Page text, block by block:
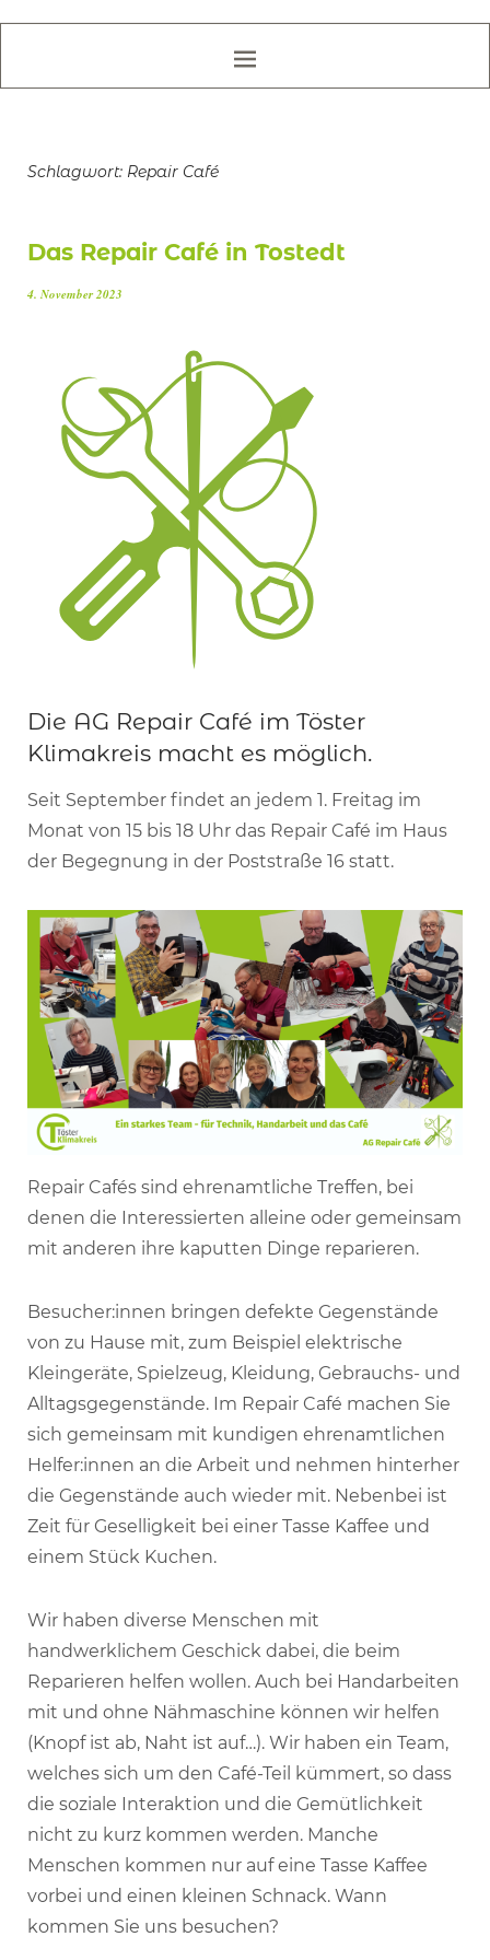
Schlagwort: Repair Café
Das Repair Café in Tostedt
4. November 2023
Die AG Repair Café im Töster
Klimakreis macht es möglich.
Seit September findet an jedem 1. Freitag im
Monat von 15 bis 18 Uhr das Repair Café im Haus
der Begegnung in der Poststraße 16 statt.
Repair Cafés sind ehrenamtliche Treffen, bei
denen die Interessierten alleine oder gemeinsam
mit anderen ihre kaputten Dinge reparieren.
Besucher:innen bringen defekte Gegenstände
von zu Hause mit, zum Beispiel elektrische
Kleingeräte, Spielzeug, Kleidung, Gebrauchs- und
Alltagsgegenstände. Im Repair Café machen Sie
sich gemeinsam mit kundigen ehrenamtlichen
Helfer:innen an die Arbeit und nehmen hinterher
die Gegenstände auch wieder mit. Nebenbei ist
Zeit für Geselligkeit bei einer Tasse Kaffee und
einem Stück Kuchen.
Wir haben diverse Menschen mit
handwerklichem Geschick dabei, die beim
Reparieren helfen wollen. Auch bei Handarbeiten
mit und ohne Nähmaschine können wir helfen
(Knopf ist ab, Naht ist auf…). Wir haben ein Team,
welches sich um den Café-Teil kümmert, so dass
die soziale Interaktion und die Gemütlichkeit
nicht zu kurz kommen werden. Manche
Menschen kommen nur auf eine Tasse Kaffee
vorbei und einen kleinen Schnack. Wann
kommen Sie uns besuchen?